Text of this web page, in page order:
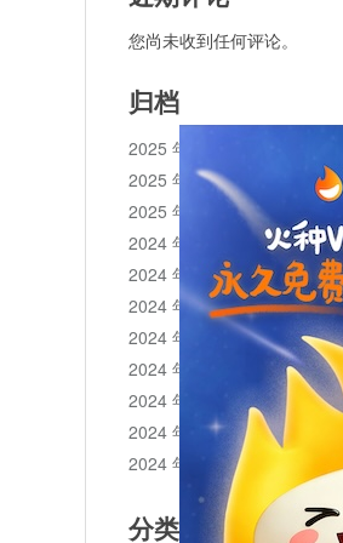
您尚未收到任何评论。
归档
2025 年 11 月
2025 年 10 月
2025 年 1 月
2024 年 12 月
2024 年 11 月
2024 年 10 月
2024 年 9 月
2024 年 8 月
2024 年 7 月
2024 年 6 月
2024 年 5 月
分类目录